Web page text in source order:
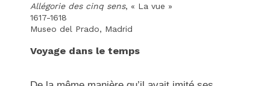
Allégorie des cinq sens, « La vue »
1617-1618
Museo del Prado, Madrid
Voyage dans le temps